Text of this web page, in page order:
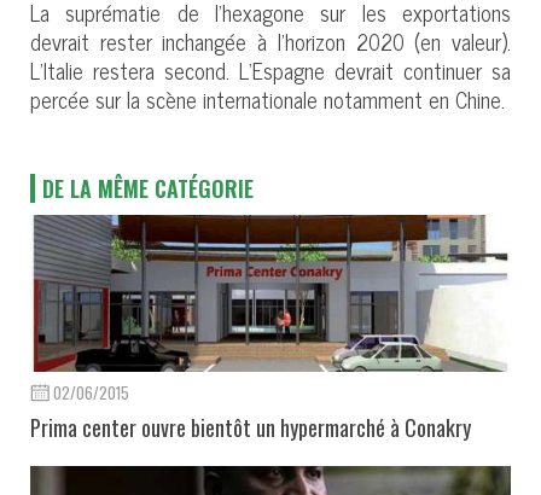
La suprématie de l’hexagone sur les exportations
devrait rester inchangée à l’horizon 2020 (en valeur).
L’Italie restera second. L’Espagne devrait continuer sa
percée sur la scène internationale notamment en Chine.
DE LA MÊME CATÉGORIE
02/06/2015
Prima center ouvre bientôt un hypermarché à Conakry